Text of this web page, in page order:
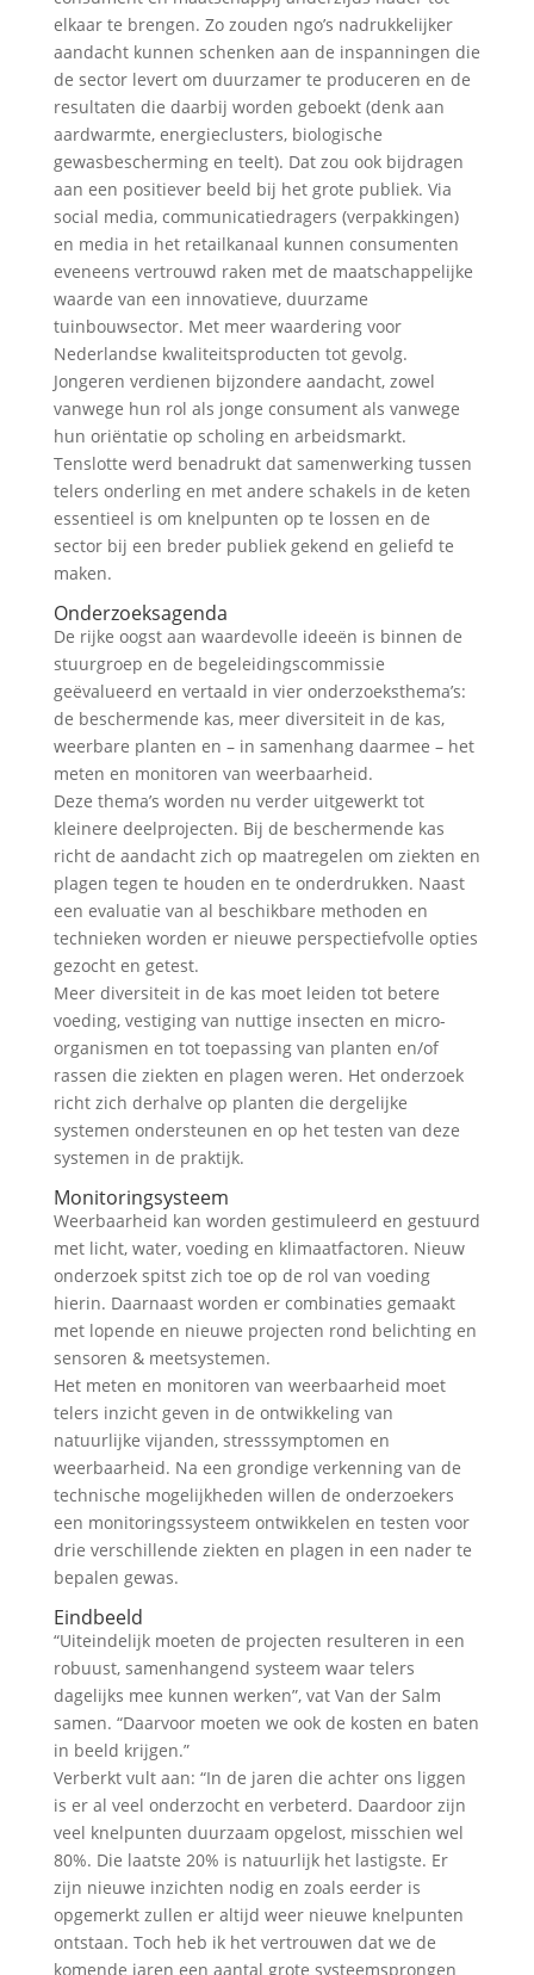
elkaar te brengen. Zo zouden ngo’s nadrukkelijker
aandacht kunnen schenken aan de inspanningen die
de sector levert om duurzamer te produceren en de
resultaten die daarbij worden geboekt (denk aan
aardwarmte, energieclusters, biologische
gewasbescherming en teelt). Dat zou ook bijdragen
aan een positiever beeld bij het grote publiek. Via
social media, communicatiedragers (verpakkingen)
en media in het retailkanaal kunnen consumenten
eveneens vertrouwd raken met de maatschappelijke
waarde van een innovatieve, duurzame
tuinbouwsector. Met meer waardering voor
Nederlandse kwaliteitsproducten tot gevolg.
Jongeren verdienen bijzondere aandacht, zowel
vanwege hun rol als jonge consument als vanwege
hun oriëntatie op scholing en arbeidsmarkt.
Tenslotte werd benadrukt dat samenwerking tussen
telers onderling en met andere schakels in de keten
essentieel is om knelpunten op te lossen en de
sector bij een breder publiek gekend en geliefd te
maken.
Onderzoeksagenda
De rijke oogst aan waardevolle ideeën is binnen de
stuurgroep en de begeleidingscommissie
geëvalueerd en vertaald in vier onderzoeksthema’s:
de beschermende kas, meer diversiteit in de kas,
weerbare planten en – in samenhang daarmee – het
meten en monitoren van weerbaarheid.
Deze thema’s worden nu verder uitgewerkt tot
kleinere deelprojecten. Bij de beschermende kas
richt de aandacht zich op maatregelen om ziekten en
plagen tegen te houden en te onderdrukken. Naast
een evaluatie van al beschikbare methoden en
technieken worden er nieuwe perspectiefvolle opties
gezocht en getest.
Meer diversiteit in de kas moet leiden tot betere
voeding, vestiging van nuttige insecten en micro-
organismen en tot toepassing van planten en/of
rassen die ziekten en plagen weren. Het onderzoek
richt zich derhalve op planten die dergelijke
systemen ondersteunen en op het testen van deze
systemen in de praktijk.
Monitoringsysteem
Weerbaarheid kan worden gestimuleerd en gestuurd
met licht, water, voeding en klimaatfactoren. Nieuw
onderzoek spitst zich toe op de rol van voeding
hierin. Daarnaast worden er combinaties gemaakt
met lopende en nieuwe projecten rond belichting en
sensoren & meetsystemen.
Het meten en monitoren van weerbaarheid moet
telers inzicht geven in de ontwikkeling van
natuurlijke vijanden, stresssymptomen en
weerbaarheid. Na een grondige verkenning van de
technische mogelijkheden willen de onderzoekers
een monitoringssysteem ontwikkelen en testen voor
drie verschillende ziekten en plagen in een nader te
bepalen gewas.
Eindbeeld
“Uiteindelijk moeten de projecten resulteren in een
robuust, samenhangend systeem waar telers
dagelijks mee kunnen werken”, vat Van der Salm
samen. “Daarvoor moeten we ook de kosten en baten
in beeld krijgen.”
Verberkt vult aan: “In de jaren die achter ons liggen
is er al veel onderzocht en verbeterd. Daardoor zijn
veel knelpunten duurzaam opgelost, misschien wel
80%. Die laatste 20% is natuurlijk het lastigste. Er
zijn nieuwe inzichten nodig en zoals eerder is
opgemerkt zullen er altijd weer nieuwe knelpunten
ontstaan. Toch heb ik het vertrouwen dat we de
komende jaren een aantal grote systeemsprongen